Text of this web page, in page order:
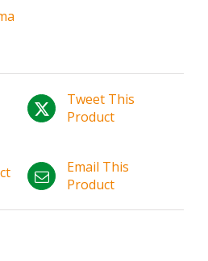
Tweet This
Product
Email This
Product